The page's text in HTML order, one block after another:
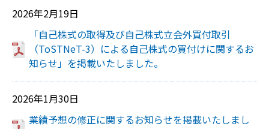
2026年2月19日
「自己株式の取得及び自己株式立会外買付取引
（ToSTNeT-3）による自己株式の買付けに関するお
知らせ」を掲載いたしました。
2026年1月30日
業績予想の修正に関するお知らせを掲載いたしまし